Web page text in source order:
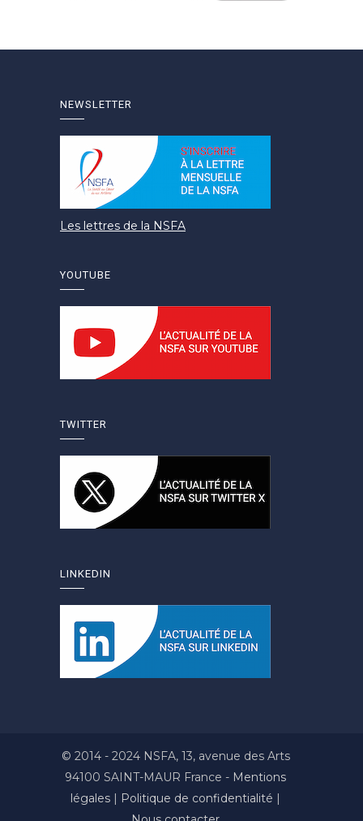
NEWSLETTER
Les lettres de la NSFA
YOUTUBE
TWITTER
LINKEDIN
© 2014 - 2024 NSFA, 13, avenue des Arts
94100 SAINT-MAUR France - Mentions
légales | Politique de confidentialité |